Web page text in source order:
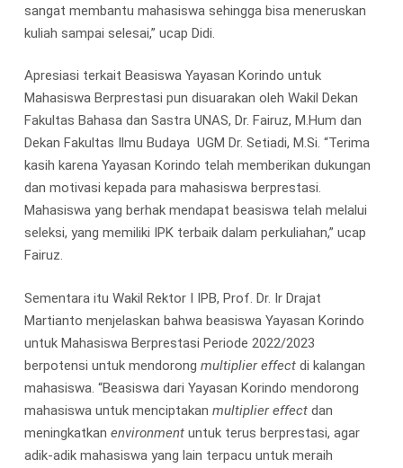
sangat membantu mahasiswa sehingga bisa meneruskan
kuliah sampai selesai,” ucap Didi.
Apresiasi terkait Beasiswa Yayasan Korindo untuk
Mahasiswa Berprestasi pun disuarakan oleh Wakil Dekan
Fakultas Bahasa dan Sastra UNAS, Dr. Fairuz, M.Hum dan
Dekan Fakultas Ilmu Budaya UGM Dr. Setiadi, M.Si. “Terima
kasih karena Yayasan Korindo telah memberikan dukungan
dan motivasi kepada para mahasiswa berprestasi.
Mahasiswa yang berhak mendapat beasiswa telah melalui
seleksi, yang memiliki IPK terbaik dalam perkuliahan,” ucap
Fairuz.
Sementara itu Wakil Rektor I IPB, Prof. Dr. Ir Drajat
Martianto menjelaskan bahwa beasiswa Yayasan Korindo
untuk Mahasiswa Berprestasi Periode 2022/2023
berpotensi untuk mendorong multiplier effectdi kalangan
mahasiswa. “Beasiswa dari Yayasan Korindo mendorong
mahasiswa untuk menciptakan multiplier effectdan
meningkatkan environmentuntuk terus berprestasi, agar
adik-adik mahasiswa yang lain terpacu untuk meraih